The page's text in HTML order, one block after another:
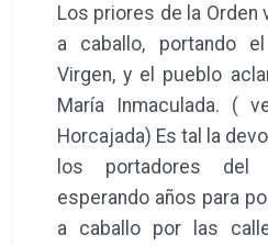
Los priores de la Orden
a caballo, portando
Virgen, y el pueblo
María Inmaculada. (
Horcajada) Es tal la
los portadores del
esperando años para
a caballo por las